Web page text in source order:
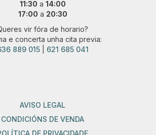
11:30 a 14:00
17:00 a 20:30
vir fóra de horario?
e concerta unha cita previa:
889 015| 621 685 041
AVISO LEGAL
CONDICIÓNS DE VENDA
DE PRIVACIDADE